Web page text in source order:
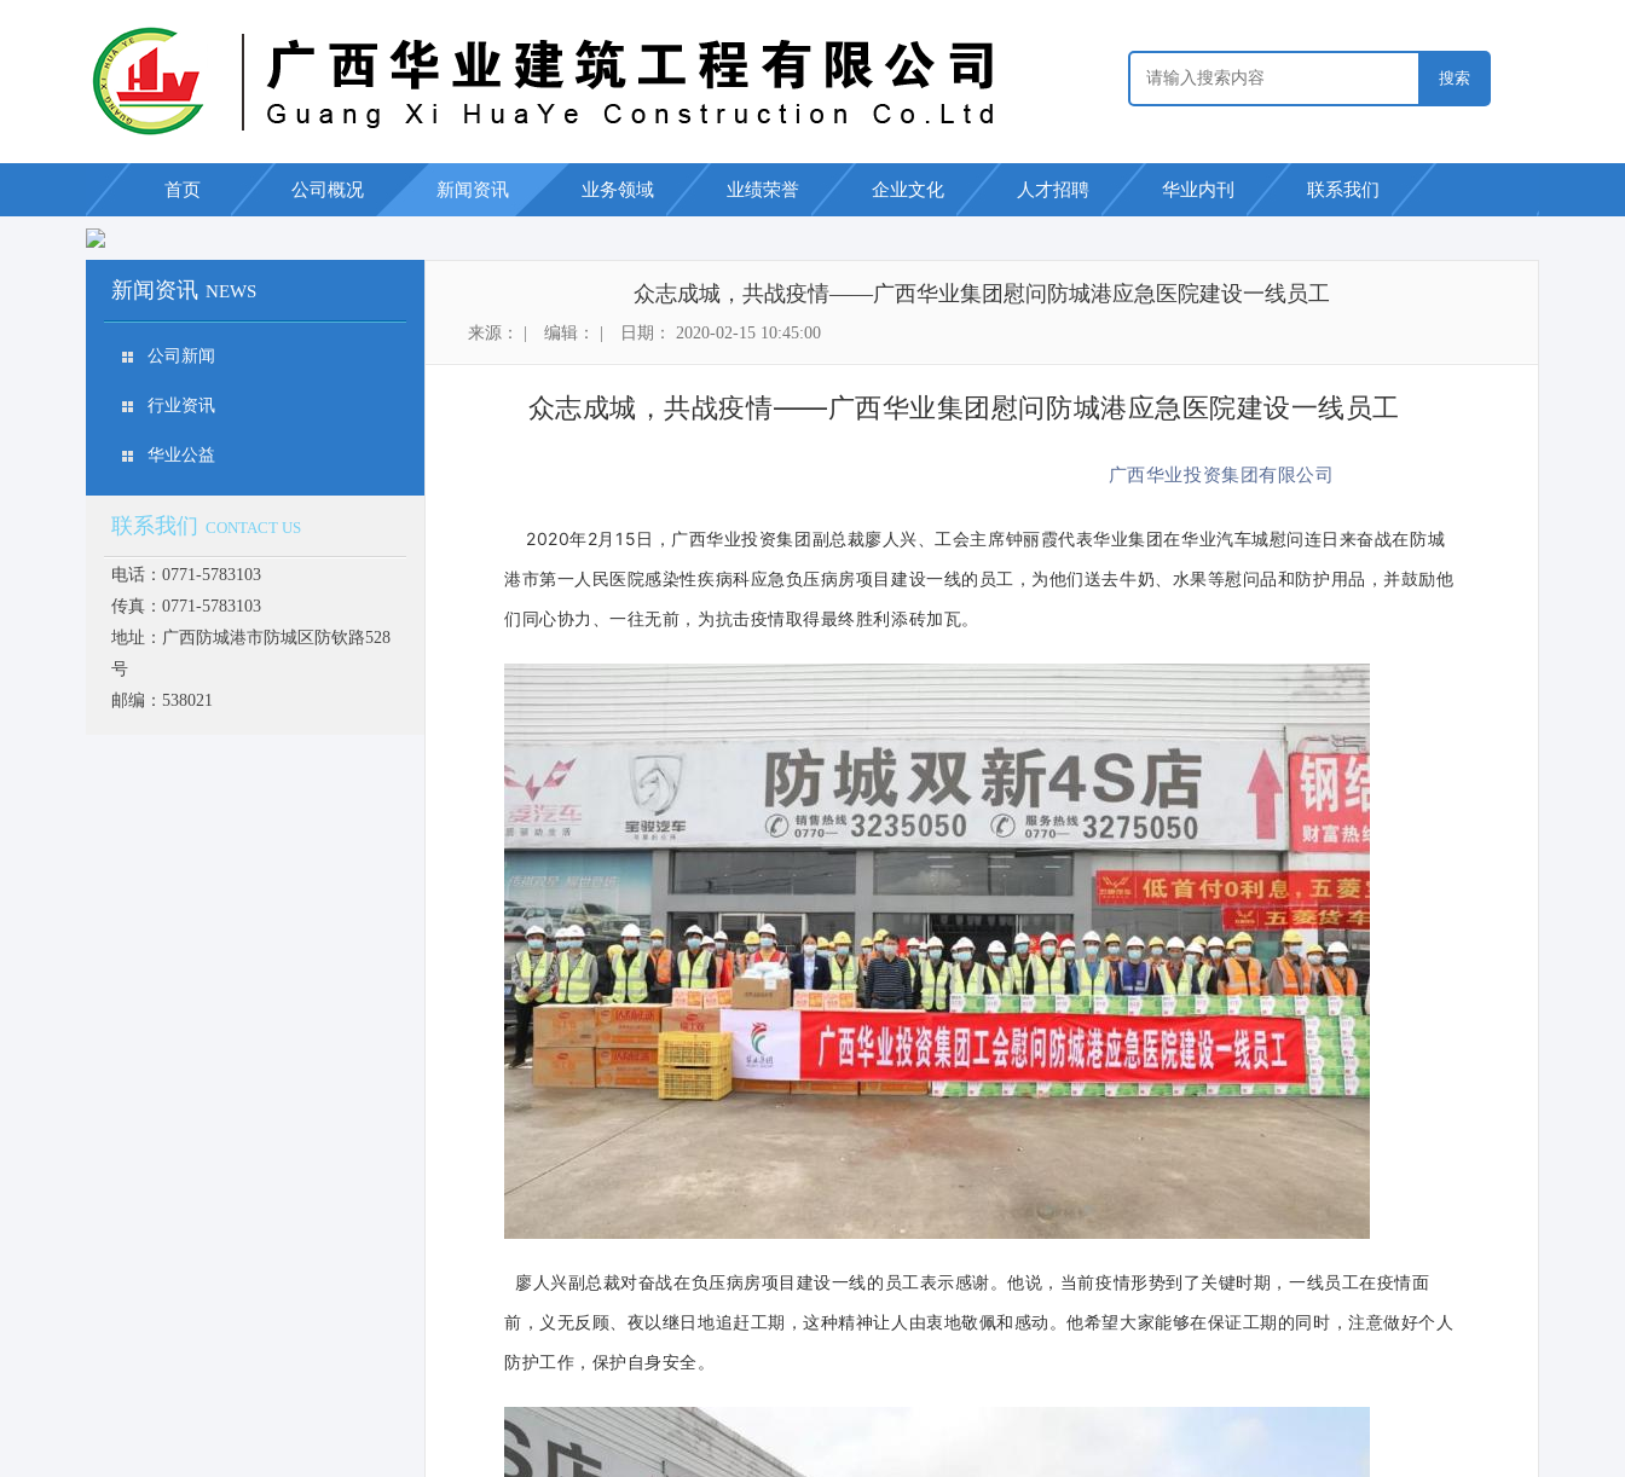
首页 公司概况 新闻资讯 业务领域 业绩荣誉 企业文化 人才招聘 华业内刊 联系我们
新闻资讯 NEWS
公司新闻
行业资讯
华业公益
联系我们 CONTACT US
电话：0771-5783103
传真：0771-5783103
地址：广西防城港市防城区防钦路528
号
邮编：538021
众志成城，共战疫情——广西华业集团慰问防城港应急医院建设一线员工
来源： | 编辑： | 日期： 2020-02-15 10:45:00
众志成城，共战疫情——广西华业集团慰问防城港应急医院建设一线员工
广西华业投资集团有限公司
2020年2月 15 日，广西华业投资集团副总裁廖人兴、工会主席钟丽霞代表华业集团在华业汽车城慰问连日来奋战在防城
港市第一人民医院感染性疾病科应急负压病房项目建设一线的员工，为他们送去牛奶、水果等慰问品和防护用品，并鼓励他
们同心协力、一往无前，为抗击疫情取得最终胜利添砖加瓦。
廖人兴副总裁对奋战在负压病房项目建设一线的员工表示感谢。他说，当前疫情形势到了关键时期，一线员工在疫情面
前，义无反顾、夜以继日地追赶工期，这种精神让人由衷地敬佩和感动。他希望大家能够在保证工期的同时，注意做好个人
防护工作，保护自身安全。